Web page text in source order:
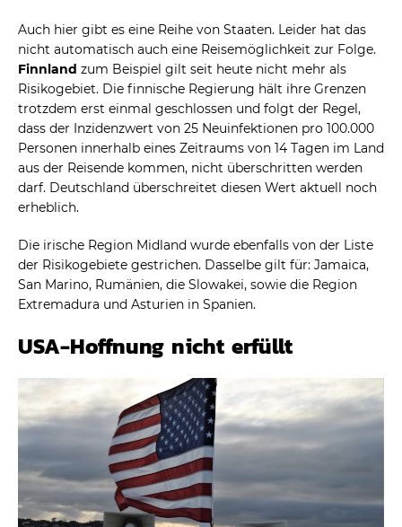
Auch hier gibt es eine Reihe von Staaten. Leider hat das
nicht automatisch auch eine Reisemöglichkeit zur Folge.
Finnland zum Beispiel gilt seit heute nicht mehr als
Risikogebiet. Die finnische Regierung hält ihre Grenzen
trotzdem erst einmal geschlossen und folgt der Regel,
dass der Inzidenzwert von 25 Neuinfektionen pro 100.000
Personen innerhalb eines Zeitraums von 14 Tagen im Land
aus der Reisende kommen, nicht überschritten werden
darf. Deutschland überschreitet diesen Wert aktuell noch
erheblich.
Die irische Region Midland wurde ebenfalls von der Liste
der Risikogebiete gestrichen. Dasselbe gilt für: Jamaica,
San Marino, Rumänien, die Slowakei, sowie die Region
Extremadura und Asturien in Spanien.
USA-Hoffnung nicht erfüllt